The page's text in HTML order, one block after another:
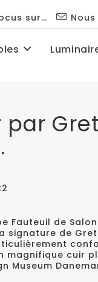
sur…
Fauteuil de
signature de
magnifique cuir
Museum